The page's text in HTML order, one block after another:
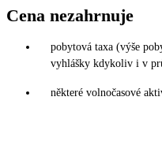
Cena nezahrnuje
pobytová taxa (výše
vyhlášky kdykoliv i v
některé volnočasové